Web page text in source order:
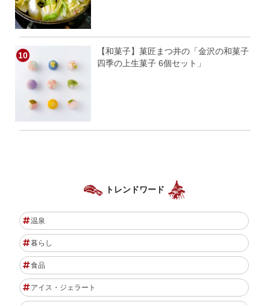
【和菓子】菓匠まつ井の「金沢の和菓子
四季の上生菓子 6個セット」
トレンドワード
温泉
暮らし
食品
アイス・ジェラート